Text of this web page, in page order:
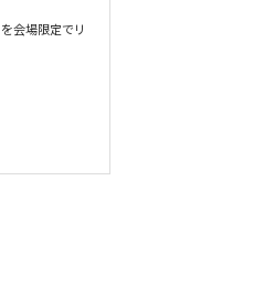
会場限定でリ